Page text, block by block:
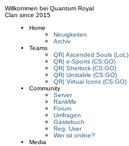
Willkommen bei Quantum Royal
Clan since 2015
Home
Neuigkeiten
Archiv
Teams
QR| Ascended Souls (LoL)
QR| e-Sports (CS:GO)
QR| Sherlock (CS:GO)
QR| Unstable (CS:GO)
QR| Virtual Icons (CS:GO)
Community
Server
RankMe
Forum
Umfragen
Gästebuch
Reg. User
Wer ist online?
Media